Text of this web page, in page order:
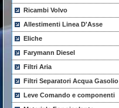
Ricambi Volvo
Allestimenti Linea D'Asse
Eliche
Farymann Diesel
Filtri Aria
Filtri Separatori Acqua Gasolio
Leve Comando e componenti